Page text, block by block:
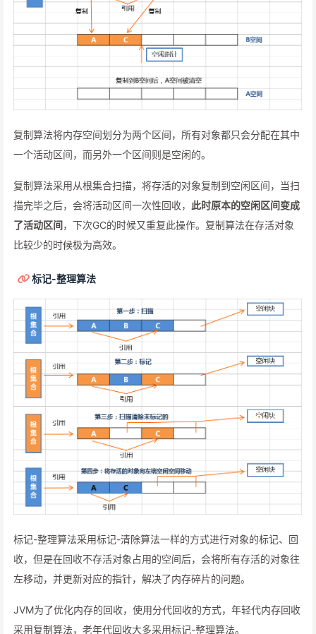
复制算法将内存空间划分为两个区间，所有对象都只会分配在其中
一个活动区间，而另外一个区间则是空闲的。
复制算法采用从根集合扫描，将存活的对象复制到空闲区间，当扫
描完毕之后，会将活动区间一次性回收， 此时原本的空闲区间变成
了活动区间，下次GC的时候又重复此操作。复制算法在存活对象
比较少的时候极为高效。
标记-整理算法
标记-整理算法采用标记-清除算法一样的方式进行对象的标记、回
收，但是在回收不存活对象占用的空间后，会将所有存活的对象往
左移动，并更新对应的指针，解决了内存碎片的问题。
JVM为了优化内存的回收，使用分代回收的方式，年轻代内存回收
采用复制算法，老年代回收大多采用标记-整理算法。